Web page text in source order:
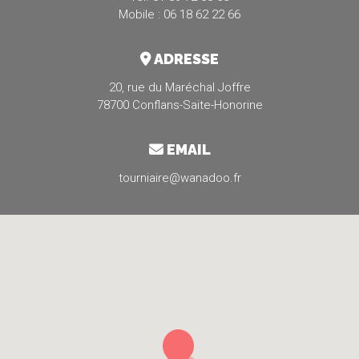
Mobile : 06 18 62 22 66
ADRESSE
20, rue du Maréchal Joffre
78700 Conflans-Saite-Honorine
EMAIL
tourniaire@wanadoo.fr